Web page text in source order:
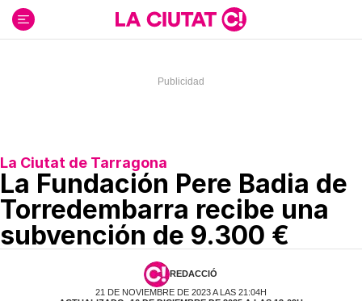
contenido
La Ciutat de Tarragona
La Fundación Pere Badia de
Torredembarra recibe una
subvención de 9.300 €
REDACCIÓ
21 DE NOVIEMBRE DE 2023 A LAS 21:04H